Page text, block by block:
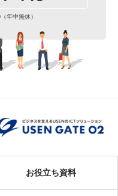
年中無休）
お役立ち資料